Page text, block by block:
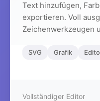
Text hinzufügen,
exportieren. Voll
Zeichenwerkzeugen
SVG Grafik
Vollständiger Editor